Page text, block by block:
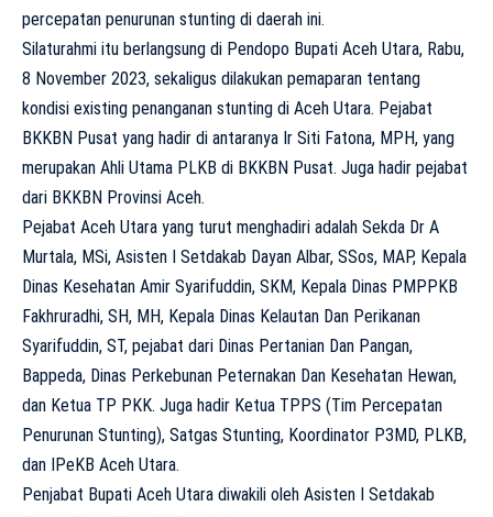
percepatan penurunan stunting di daerah ini.
Silaturahmi itu berlangsung di Pendopo Bupati Aceh Utara, Rabu,
8 November 2023, sekaligus dilakukan pemaparan tentang
kondisi existing penanganan stunting di Aceh Utara. Pejabat
BKKBN Pusat yang hadir di antaranya Ir Siti Fatona, MPH, yang
merupakan Ahli Utama PLKB di BKKBN Pusat. Juga hadir pejabat
dari BKKBN Provinsi Aceh.
Pejabat Aceh Utara yang turut menghadiri adalah Sekda Dr A
Murtala, MSi, Asisten I Setdakab Dayan Albar, SSos, MAP, Kepala
Dinas Kesehatan Amir Syarifuddin, SKM, Kepala Dinas PMPPKB
Fakhruradhi, SH, MH, Kepala Dinas Kelautan Dan Perikanan
Syarifuddin, ST, pejabat dari Dinas Pertanian Dan Pangan,
Bappeda, Dinas Perkebunan Peternakan Dan Kesehatan Hewan,
dan Ketua TP PKK. Juga hadir Ketua TPPS (Tim Percepatan
Penurunan Stunting), Satgas Stunting, Koordinator P3MD, PLKB,
dan IPeKB Aceh Utara.
Penjabat Bupati Aceh Utara diwakili oleh Asisten I Setdakab